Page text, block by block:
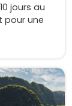
jours au
pour une